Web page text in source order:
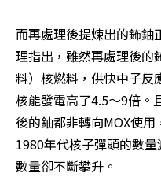
而再處理後提煉出的鈽鈾
理指出，雖然再處理後的
料）核燃料，供快中子反
核能發電高了4.5～9倍。
後的鈾都非轉向MOX使
1980年代核子彈頭的數
數量卻不斷攀升。